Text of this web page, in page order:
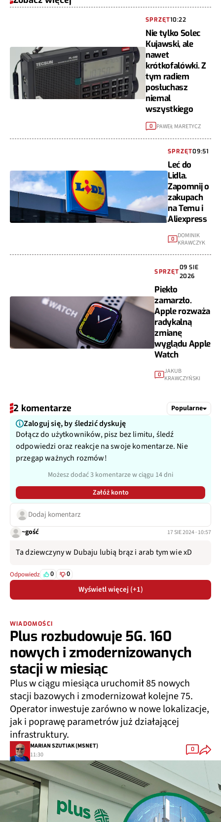
SPRZĘT10:22
Nie tylko Solec
Kujawski, ale
nawet
krótkofalówki. Z
tym radiem
posłuchasz
niemal
wszystkiego
0 PAWEŁ MARETYCZ
SPRZĘT09:51
Leć do
Lidla.
Zapomnij o
zakupach
na Temu i
Aliexpress
0
DOMINIK
KRAWCZYK
SPRZĘT
09 SIE
2026
Piekło
zamarzło.
Apple rozważa
radykalną
zmianę
wyglądu Apple
Watch
0 JAKUB
KRAWCZYŃSKI
2 komentarze Popularne
Zaloguj się, by śledzić dyskuję
Dołącz do użytkowników, pisz bez limitu, śledź
odpowiedzi oraz reakcje na swoje komentarze. Nie
przegap ważnych rozmów!
Możesz dodać 3 komentarze w ciągu 14 dni
Załóż konto
Dodaj komentarz
~gość 17 SIE 2024 · 10:57
Ta dziewczyny w Dubaju lubią brąz i arab tym wie xD
Odpowiedz 0 0
Wyświetl więcej (+1)
WIADOMOŚCI
Plus rozbudowuje 5G. 160
nowych i zmodernizowanych
stacji w miesiąc
Plus w ciągu miesiąca uruchomił 85 nowych
stacji bazowych i zmodernizował kolejne 75.
Operator inwestuje zarówno w nowe lokalizacje,
jak i poprawę parametrów już działającej
infrastruktury.
MARIAN SZUTIAK (MSNET)
11:30
0